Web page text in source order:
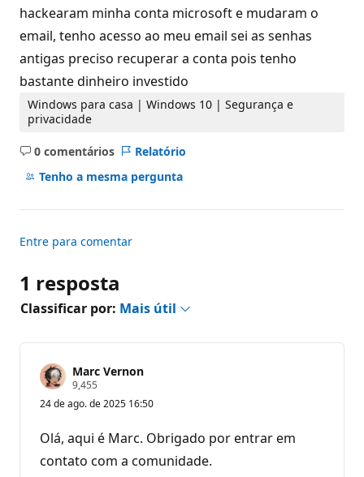
o
s
d
e
r
p
t
a
o
hackearam minha conta microsoft e mudaram o
email, tenho acesso ao meu email sei as senhas
antigas preciso recuperar a conta pois tenho
bastante dinheiro investido
Windows para casa | Windows 10 | Segurança e
privacidade
0 comentários
Sem
comentários
Relatório
Tenho a mesma pergunta
Entre para comentar
1 resposta
Classificar por: Mais útil
Marc Vernon
9,455
n
o
s
d
e
24 de ago. de 2025 16:50
Olá, aqui é Marc. Obrigado por entrar em
contato com a comunidade.